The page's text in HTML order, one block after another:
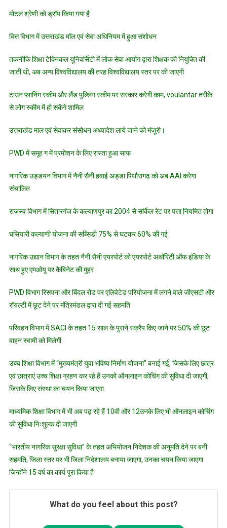
मोटल श्रेणी को ड्रॉप किया गया है
वित्त विभाग में उत्तराखंड मॉल एवं सेवा अधिनियम में हुआ संशोधन
तकनीकि शिक्षा टेक्निकल यूनिवर्सिटी में लोक सेवा आयोग द्वारा शिक्षक की नियुक्ति की
जाती थी, अब अन्य विश्वविद्यालय की तरह विश्वविद्यालय स्तर पर की जाएगी
टाउन प्लानिंग स्कीम और लैंड पुल्लिंग स्कीम पर सरकार करेगी काम, voulantar तरीके
से लोग स्कीम में हो सकेंगे शामिल
उत्तराखंड माल एवं सेवाकर संसोधन अध्यादेश लाये जाने को मंजूरी।
PWD में समूह ग में प्रमोशन के लिए रास्ता हुआ साफ
नागरिक उड्डयन विभाग में नैनी सैनी हवाई अड्डा पिथौरागढ़ को अब AAI करेगा
संचालित
राजस्व विभाग में सितारगंज के कल्याणपुर का 2004 से सर्किल रेट पर पत्ता नियमित होगा
घसियारी कल्याणी योजना की सब्सिडी 75% से घटकर 60% की गई
नागरिक उद्यान विभाग के तहत नैनी सैनी एयरपोर्ट को एयरपोर्ट अथॉरिटी ऑफ इंडिया के
साथ हुए एमओयू पर कैबिनेट की मुहर
PWD विभाग रिसपना और बिंदल रोड पर एलिवेटेड परियोजना में लगने वाले जीएसटी और
रॉयल्टी में छूट देने पर मंत्रिमंडल द्वारा दी गई सहमति
परिवहन विभाग में SACI के तहत 15 साल के पुराने स्क्रैप किए जाने पर 50% की छूट
वाहन स्वामी को मिलेगी
उच्च शिक्षा विभाग में “मुख्यमंत्री युवा भविष्य निर्माण योजना” बनाई गई, जिसके लिए छात्र
एवं छात्राएं उच्च शिक्षा ग्रहण कर रहे हैं उनको ऑनलाइन कोचिंग की सुविधा दी जाएगी,
जिसके लिए संस्था का चयन किया जाएगा
माध्यमिक शिक्षा विभाग में भी अब पढ़ रहे हैं 10वी और 12उनके लिए भी ऑनलाइन कोचिंग
की सुविधा निःशुल्क दी जाएगी
“भारतीय नागरिक सुरक्षा सुविधा” के तहत अभियोजन निदेशक की अनुमति देने पर बनी
सहमति, जिला स्तर पर भी जिला निदेशालय बनाया जाएगा, उनका चयन किया जाएगा
जिन्होंने 15 वर्ष का कार्य पूरा किया है
What do you feel about this post?